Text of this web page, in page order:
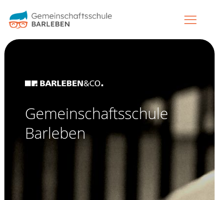
Gemeinschaftsschule
Barleben